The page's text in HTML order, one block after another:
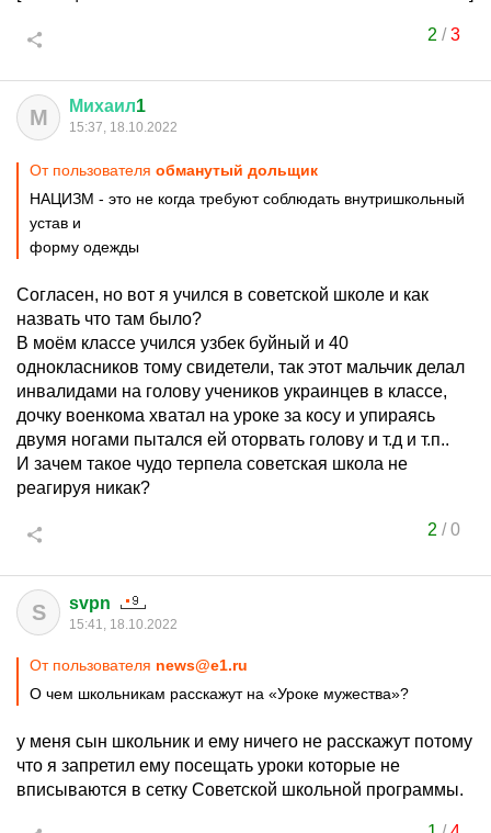
2 /3
М Михаил1
15:37, 18.10.2022
От пользователя обманутый дольщик
НАЦИЗМ - это не когда требуют соблюдать внутришкольный
устав и
форму одежды
Согласен, но вот я учился в советской школе и как
назвать что там было?
В моём классе учился узбек буйный и 40
однокласников тому свидетели, так этот мальчик делал
инвалидами на голову учеников украинцев в классе,
дочку военкома хватал на уроке за косу и упираясь
двумя ногами пытался ей оторвать голову и т.д и т.п..
И зачем такое чудо терпела советская школа не
реагируя никак?
2 /0
S svpn
15:41, 18.10.2022
От пользователя news@e1.ru
О чем школьникам расскажут на «Уроке мужества»?
у меня сын школьник и ему ничего не расскажут потому
что я запретил ему посещать уроки которые не
вписываются в сетку Советской школьной программы.